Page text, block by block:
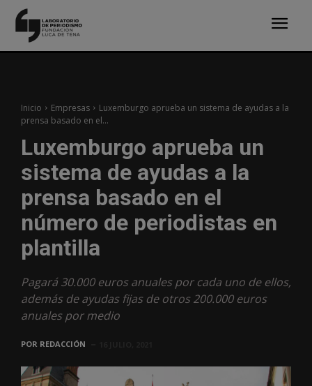
Inicio Empresas
Luxemburgo aprueba un sistema de ayudas a la
prensa basado en el...
Luxemburgo aprueba un
sistema de ayudas a la
prensa basado en el
número de periodistas en
plantilla
Pagará 30.000 euros anuales por cada uno de ellos,
además de ayudas fijas de otros 200.000 euros
anuales por medio
POR REDACCIÓN